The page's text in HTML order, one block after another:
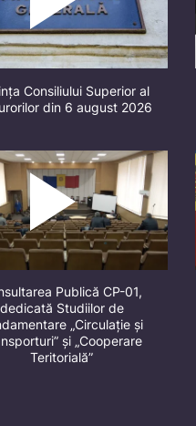
Consiliului Superior al
din 6 august 2026
Publică CP-01,
dedicată Studiilor de
„Circulație și
și „Cooperare
Teritorială”